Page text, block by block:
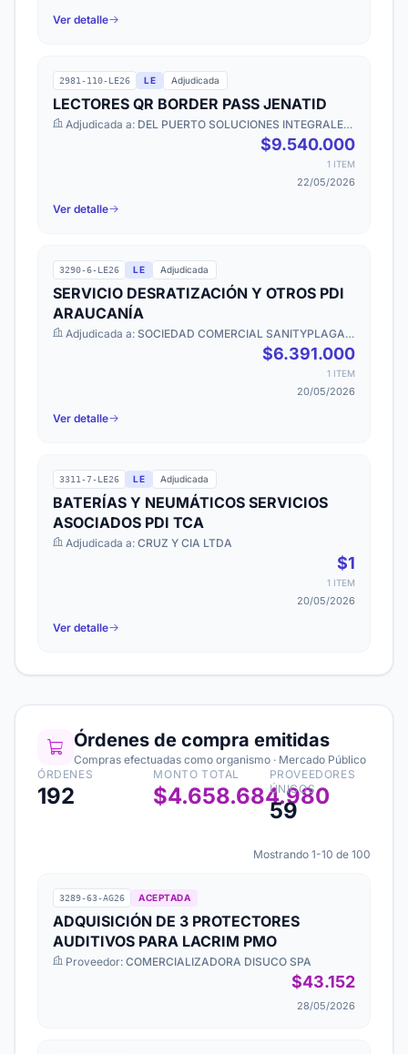
Ver detalle
2981-110-LE26 LE Adjudicada
LECTORES QR BORDER PASS JENATID
Adjudicada a: DEL PUERTO SOLUCIONES INTEGRALES
$9.540.000
1 ITEM
22/05/2026
Ver detalle
3290-6-LE26 LE Adjudicada
SERVICIO DESRATIZACIÓN Y OTROS PDI
ARAUCANÍA
Adjudicada a: SOCIEDAD COMERCIAL SANITYPLAGAS
$6.391.000
1 ITEM
20/05/2026
Ver detalle
3311-7-LE26 LE Adjudicada
BATERÍAS Y NEUMÁTICOS SERVICIOS
ASOCIADOS PDI TCA
Adjudicada a: CRUZ Y CIA LTDA
$1
1 ITEM
20/05/2026
Ver detalle
Órdenes de compra emitidas
Compras efectuadas como organismo · Mercado Público
ÓRDENES
192
MONTO TOTAL
$4.658.684.980
PROVEEDORES
ÚNICOS
59
Mostrando 1-10 de 100
3289-63-AG26 ACEPTADA
ADQUISICIÓN DE 3 PROTECTORES
AUDITIVOS PARA LACRIM PMO
Proveedor: COMERCIALIZADORA DISUCO SPA
$43.152
28/05/2026